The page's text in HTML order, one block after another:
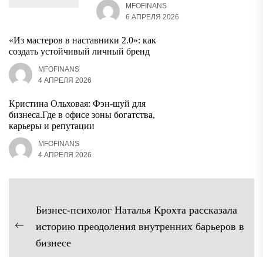
MFOFINANS
6 АПРЕЛЯ 2026
«Из мастеров в наставники 2.0»: как
создать устойчивый личный бренд
MFOFINANS
4 АПРЕЛЯ 2026
Кристина Ольховая: Фэн-шуй для
бизнеса.Где в офисе зоны богатства,
карьеры и репутации
MFOFINANS
4 АПРЕЛЯ 2026
Навигация
по
записям
Предыдущая
запись:
Бизнес-психолог Наталья Крохта рассказала
историю преодоления внутренних барьеров в
бизнесе